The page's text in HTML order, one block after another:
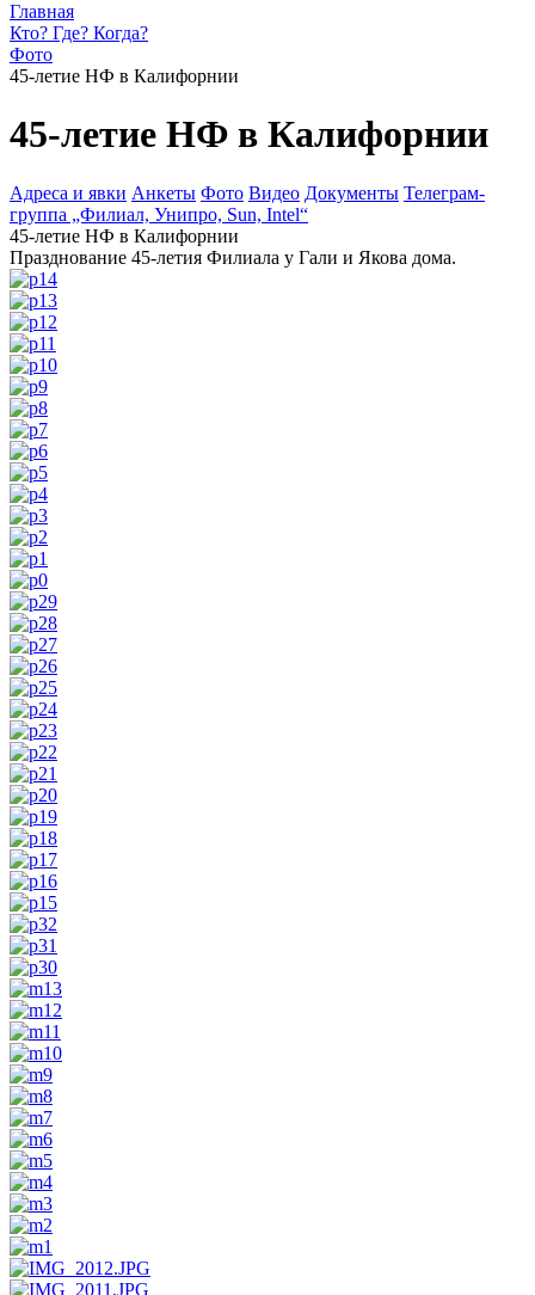
Главная
Кто? Где? Когда?
Фото
45-летие НФ в Калифорнии
45-летие НФ в Калифорнии
Адреса и явки Анкеты Фото Видео Документы Телеграм-
группа „Филиал, Унипро, Sun, Intel“
45-летие НФ в Калифорнии
Празднование 45-летия Филиала у Гали и Якова дома.